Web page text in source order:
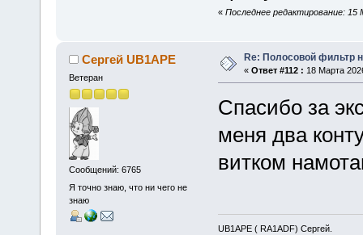
« Последнее редактирование:
Сергей UB1APE
Ветеран
Сообщений: 6765
Я точно знаю, что ни чего не
знаю
Re: Полосовой фильтр
« Ответ #112 : 18 Марта
Спасибо за
меня два
витком
UB1APE ( RA1ADF) Сергей.